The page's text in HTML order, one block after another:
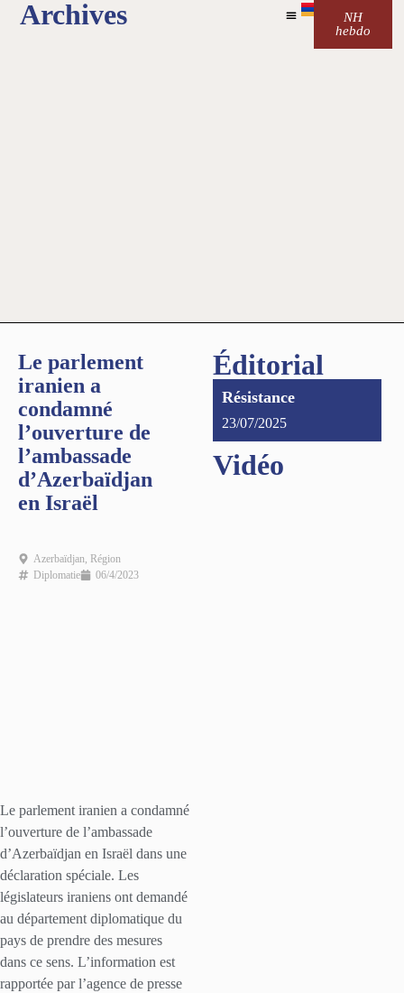
Archives
NH
hebdo
Le parlement
iranien a
condamné
l’ouverture de
l’ambassade
d’Azerbaïdjan
en Israël
Azerbaïdjan, Région
Diplomatie
06/4/2023
Le parlement iranien a condamné
l’ouverture de l’ambassade
d’Azerbaïdjan en Israël dans une
déclaration spéciale. Les
législateurs iraniens ont demandé
au département diplomatique du
pays de prendre des mesures
dans ce sens. L’information est
rapportée par l’agence de presse
Éditorial
Résistance
23/07/2025
Vidéo